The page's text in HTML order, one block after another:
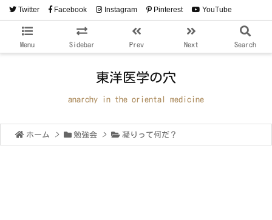
Menu Sidebar Prev Next Search
Twitter Facebook Instagram Pinterest YouTube
RSS
東洋医学の穴
anarchy in the oriental medicine
ホーム > 勉強会 > 凝りって何だ？